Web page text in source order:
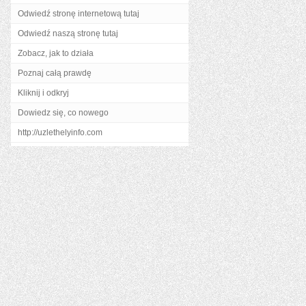
Odwiedź stronę internetową tutaj
Odwiedź naszą stronę tutaj
Zobacz, jak to działa
Poznaj całą prawdę
Kliknij i odkryj
Dowiedz się, co nowego
http://uzlethelyinfo.com